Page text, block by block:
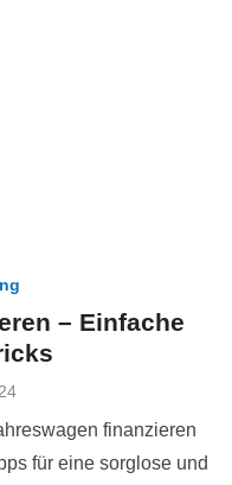
– Einfache
finanzieren
für eine sorglose und